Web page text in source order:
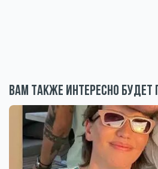
Вам также интересно будет